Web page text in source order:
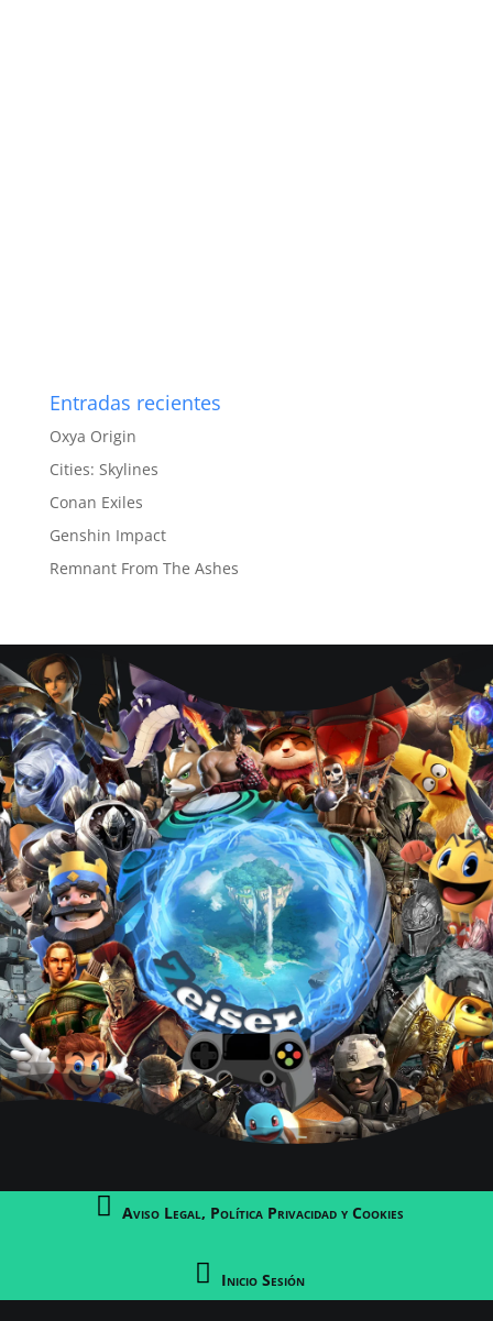
Entradas recientes
Oxya Origin
Cities: Skylines
Conan Exiles
Genshin Impact
Remnant From The Ashes
Aviso Legal, Política Privacidad y Cookies
pa
Inicio Sesión